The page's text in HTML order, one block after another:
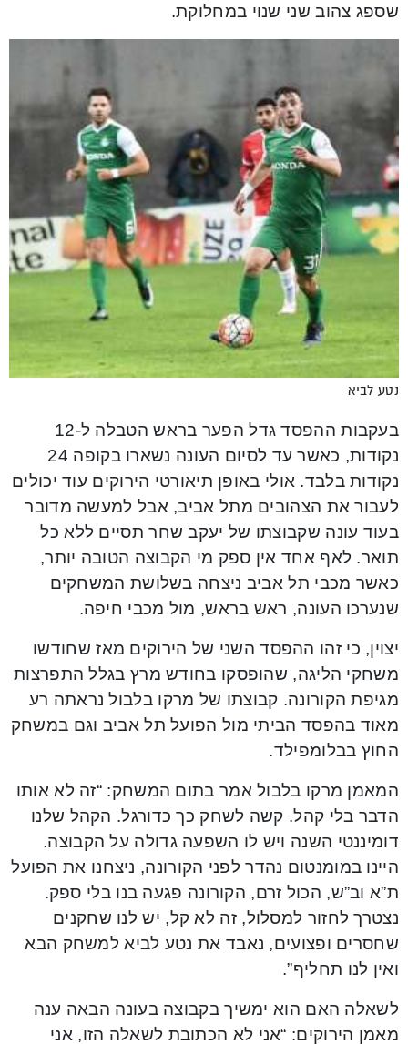
שספג צהוב שני שנוי במחלוקת.
נטע לביא
בעקבות ההפסד גדל הפער בראש הטבלה ל-12
נקודות, כאשר עד לסיום העונה נשארו בקופה 24
נקודות בלבד. אולי באופן תיאורטי הירוקים עוד יכולים
לעבור את הצהובים מתל אביב, אבל למעשה מדובר
בעוד עונה שקבוצתו של יעקב שחר תסיים ללא כל
תואר. לאף אחד אין ספק מי הקבוצה הטובה יותר,
כאשר מכבי תל אביב ניצחה בשלושת המשחקים
שנערכו העונה, ראש בראש, מול מכבי חיפה.
יצוין, כי זהו ההפסד השני של הירוקים מאז שחודשו
משחקי הליגה, שהופסקו בחודש מרץ בגלל התפרצות
מגיפת הקורונה. קבוצתו של מרקו בלבול נראתה רע
מאוד בהפסד הביתי מול הפועל תל אביב וגם במשחק
החוץ בבלומפילד.
המאמן מרקו בלבול אמר בתום המשחק: “זה לא אותו
הדבר בלי קהל. קשה לשחק כך כדורגל. הקהל שלנו
דומיננטי השנה ויש לו השפעה גדולה על הקבוצה.
היינו במומנטום נהדר לפני הקורונה, ניצחנו את הפועל
ת”א וב”ש, הכול זרם, הקורונה פגעה בנו בלי ספק.
נצטרך לחזור למסלול, זה לא קל, יש לנו שחקנים
שחסרים ופצועים, נאבד את נטע לביא למשחק הבא
ואין לנו תחליף”.
לשאלה האם הוא ימשיך בקבוצה בעונה הבאה ענה
מאמן הירוקים: “אני לא הכתובת לשאלה הזו, אני